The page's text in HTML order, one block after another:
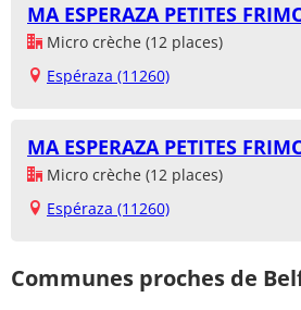
MA ESPERAZA PETITES
Micro crèche (12 places)
Espéraza (11260)
MA ESPERAZA PETITES
Micro crèche (12 places)
Espéraza (11260)
Communes proches de